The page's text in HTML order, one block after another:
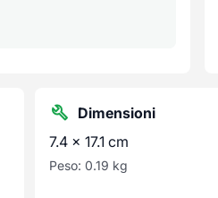
Dimensioni
7.4 × 17.1 cm
Peso: 0.19 kg